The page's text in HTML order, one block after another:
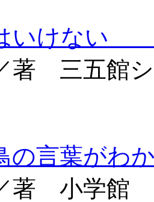
はいけな
著 三五館
鳥の言
著 小学館